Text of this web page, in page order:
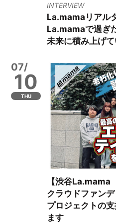
INTERVIEW
La.mamaリアル
La.mamaで過ぎ
未来に積み上げ
07/
10
THU
【渋谷La.mama
クラウドファンデ
プロジェクトの
ます